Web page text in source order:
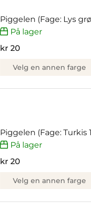
Piggelen (Fage: Lys
På lager
kr 20
Velg en annen farge
Piggelen (Fage: Turkis
På lager
kr 20
Velg en annen farge